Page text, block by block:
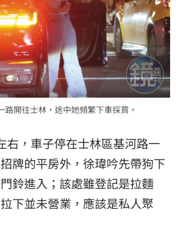
路開往士林，途中她頻繁下車採買。
右，車子停在士林區基河路一
牌的平房外，徐瑋吟先帶狗下
鈴進入；該處雖登記是拉麵
下並未營業，應該是私人聚